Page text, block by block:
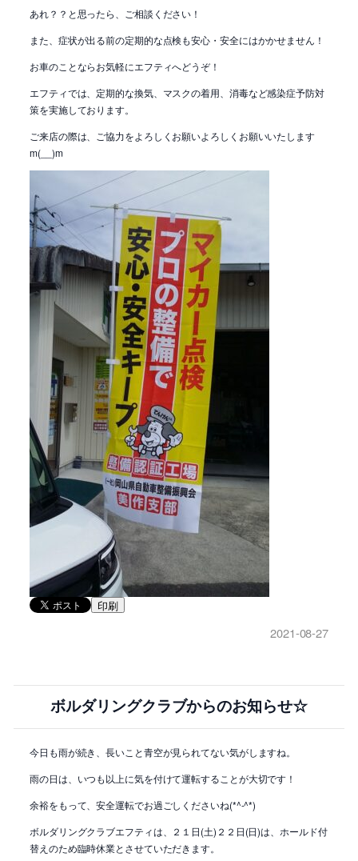
あれ？？と思ったら、ご相談ください！
また、症状が出る前の定期的な点検も安心・安全にはかかせません！
お車のことならお気軽にエフティへどうぞ！
エフティでは、定期的な換気、マスクの着用、消毒など感染症予防対
策を実施しております。
ご来店の際は、ご協力をよろしくお願いよろしくお願いいたします
m(__)m
印刷
2021-08-27
ボルダリングクラブからのお知らせ☆
今日も雨が続き、長いこと青空が見られてない気がしますね。
雨の日は、いつも以上に気を付けて運転することが大切です！
余裕をもって、安全運転でお過ごしくださいね(*^-^*)
ボルダリングクラブエフティは、２１日(土)２２日(日)は、ホールド付
替えのため臨時休業とさせていただきます。